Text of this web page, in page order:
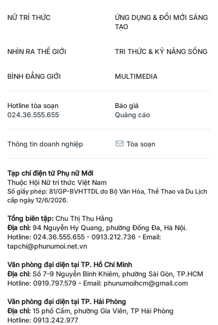
NỮ TRÍ THỨC
ỨNG DỤNG & ĐỔI MỚI SÁNG
TẠO
NHÌN RA THẾ GIỚI TRI THỨC & KỸ NĂNG SỐNG
BÌNH ĐẲNG GIỚI MULTIMEDIA
Hotline tòa soạn
024.36.555.655
Báo giá
Quảng cáo
Thông tin doanh nghiệp Tòa soạn
Tạp chí điện tử Phụ nữ Mới
Thuộc Hội Nữ trí thức Việt Nam
Số giấy phép: 81/GP-BVHTTDL do Bộ Văn Hóa, Thể Thao và Du Lịch
cấp ngày 12/6/2026.
Tổng biên tập: Chu Thị Thu Hằng
Địa chỉ: 94 Nguyễn Hy Quang, phường Đống Đa, Hà Nội.
Hotline: 024.36.555.655 - 0913.212.736 - Email:
tapchi@phunumoi.net.vn
Văn phòng đại diện tại TP. Hồ Chí Minh
Địa chỉ: Số 7-9 Nguyễn Bỉnh Khiêm, phường Sài Gòn, TP.HCM
Hotline: 0919.797.579 - Email: phunumoihcm@gmail.com
Văn phòng đại diện tại TP. Hải Phòng
Địa chỉ: 15 phố Cấm, phường Gia Viên, TP Hải Phòng
Hotline: 0913.242.977